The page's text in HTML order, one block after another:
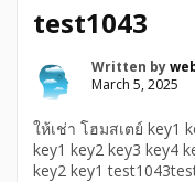
test1043
Written by
March 5, 2025
ให้เช่า โฮมสเตย์ key1
key1 key2 key3 key4
key2 key1